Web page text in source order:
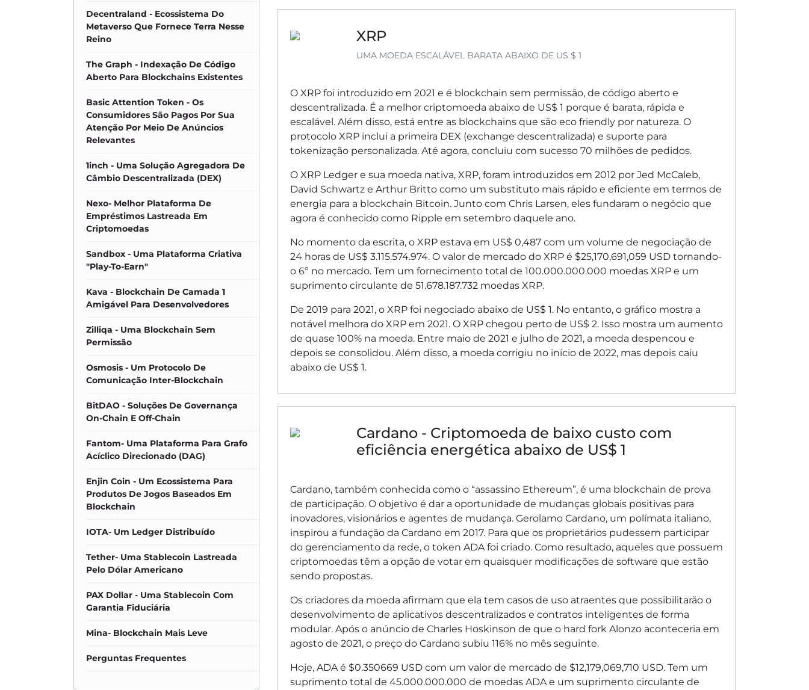
Decentraland - Ecossistema Do
Metaverso Que Fornece Terra Nesse
Reino
The Graph - Indexação De Código
Aberto Para Blockchains Existentes
Basic Attention Token - Os
Consumidores São Pagos Por Sua
Atenção Por Meio De Anúncios
Relevantes
1inch - Uma Solução Agregadora De
Câmbio Descentralizada (DEX)
Nexo- Melhor Plataforma De
Empréstimos Lastreada Em
Criptomoedas
Sandbox - Uma Plataforma Criativa
"play-To-Earn"
Kava - Blockchain De Camada 1
Amigável Para Desenvolvedores
Zilliqa - Uma Blockchain Sem
Permissão
Osmosis - Um Protocolo De
Comunicação Inter-Blockchain
BitDAO - Soluções De Governança
On-Chain E Off-Chain
Fantom- Uma Plataforma Para Grafo
Acíclico Direcionado (DAG)
Enjin Coin - Um Ecossistema Para
Produtos De Jogos Baseados Em
Blockchain
IOTA- Um Ledger Distribuído
Tether- Uma Stablecoin Lastreada
Pelo Dólar Americano
PAX Dollar - Uma Stablecoin Com
Garantia Fiduciária
Mina- Blockchain Mais Leve
Perguntas Frequentes
XRP
UMA MOEDA ESCALÁVEL BARATA ABAIXO DE US $ 1
O XRP foi introduzido em 2021 e é blockchain sem permissão, de código aberto e
descentralizada. É a melhor criptomoeda abaixo de US$ 1 porque é barata, rápida e
escalável. Além disso, está entre as blockchains que são eco friendly por natureza. O
protocolo XRP inclui a primeira DEX (exchange descentralizada) e suporte para
tokenização personalizada. Até agora, concluiu com sucesso 70 milhões de pedidos.
O XRP Ledger e sua moeda nativa, XRP, foram introduzidos em 2012 por Jed McCaleb,
David Schwartz e Arthur Britto como um substituto mais rápido e eficiente em termos de
energia para a blockchain Bitcoin. Junto com Chris Larsen, eles fundaram o negócio que
agora é conhecido como Ripple em setembro daquele ano.
No momento da escrita, o XRP estava em US$ 0,487 com um volume de negociação de
24 horas de US$ 3.115.574.974. O valor de mercado do XRP é $25,170,691,059 USD tornando-
o 6º no mercado. Tem um fornecimento total de 100.000.000.000 moedas XRP e um
suprimento circulante de 51.678.187.732 moedas XRP.
De 2019 para 2021, o XRP foi negociado abaixo de US$ 1. No entanto, o gráfico mostra a
notável melhora do XRP em 2021. O XRP chegou perto de US$ 2. Isso mostra um aumento
de quase 100% na moeda. Entre maio de 2021 e julho de 2021, a moeda despencou e
depois se consolidou. Além disso, a moeda corrigiu no início de 2022, mas depois caiu
abaixo de US$ 1.
Cardano - Criptomoeda de baixo custo com
eficiência energética abaixo de US$ 1
Cardano, também conhecida como o “assassino Ethereum”, é uma blockchain de prova
de participação. O objetivo é dar a oportunidade de mudanças globais positivas para
inovadores, visionários e agentes de mudança. Gerolamo Cardano, um polímata italiano,
inspirou a fundação da Cardano em 2017. Para que os proprietários pudessem participar
do gerenciamento da rede, o token ADA foi criado. Como resultado, aqueles que possuem
criptomoedas têm a opção de votar em quaisquer modificações de software que estão
sendo propostas.
Os criadores da moeda afirmam que ela tem casos de uso atraentes que possibilitarão o
desenvolvimento de aplicativos descentralizados e contratos inteligentes de forma
modular. Após o anúncio de Charles Hoskinson de que o hard fork Alonzo aconteceria em
agosto de 2021, o preço do Cardano subiu 116% no mês seguinte.
Hoje, ADA é $0.350669 USD com um valor de mercado de $12,179,069,710 USD. Tem um
suprimento total de 45.000.000.000 de moedas ADA e um suprimento circulante de